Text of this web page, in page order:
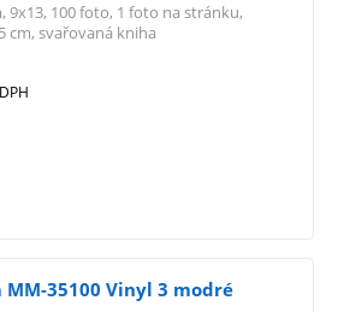
9x13, 100 foto, 1 foto na stránku,
cm, svařovaná kniha
MM-35100 Vinyl 3 modré